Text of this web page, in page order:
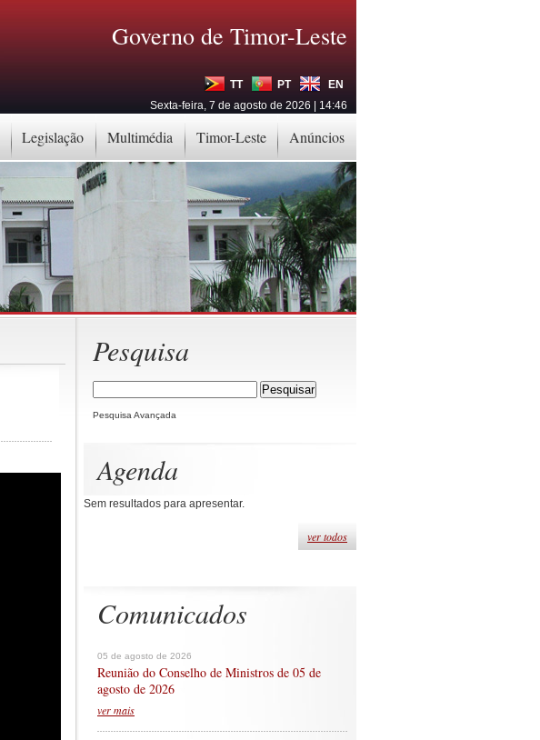
Legislação Multimédia Timor-Leste Anúncios
Governo de Timor-Leste
TT PT
EN
Sexta-feira, 7 de agosto de 2026 | 14:46
Pesquisa
Pesquisa Avançada
Agenda
Sem resultados para apresentar.
ver todos
Comunicados
05 de agosto de 2026
Reunião do Conselho de Ministros de 05 de
agosto de 2026
ver mais